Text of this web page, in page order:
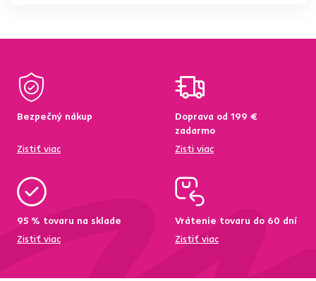
Bezpečný nákup
Zistiť viac
Doprava od 199 €
zadarmo
Zisti viac
95 % tovaru na sklade
Zistiť viac
Vrátenie tovaru do 60 dní
Zistiť viac